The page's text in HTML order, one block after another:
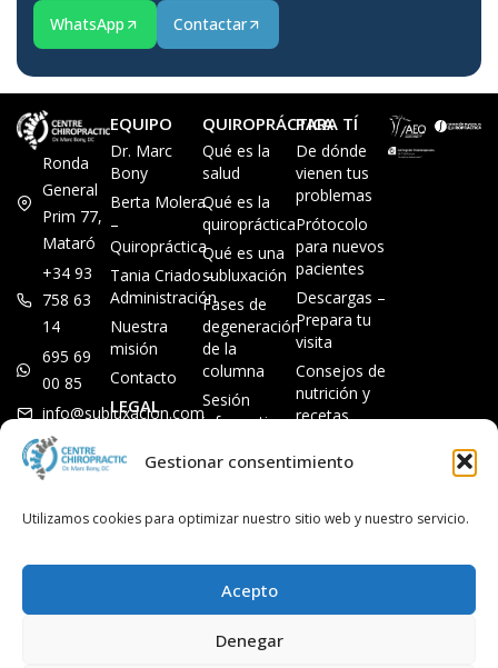
Gestionar consentimiento
Utilizamos cookies para optimizar nuestro sitio web y nuestro servicio.
Acepto
Denegar
WhatsApp Contactar
Ronda
General
Prim 77,
Mataró
+34 93
758 63
14
695 69
00 85
info@subluxacion.com
EQUIPO
Dr. Marc
Bony
Berta Molera
–
Quiropráctica
Tania Criado –
Administración
Nuestra
misión
Contacto
LEGAL
Política de
Política de
QUIROPRÁCTICA
Qué es la
salud
Qué es la
quiropráctica
Qué es una
subluxación
Fases de
degeneración
de la
columna
Sesión
informativa
Quiropráctica
para familias
para
para
empresas
Quiropráctica
PARA TÍ
De dónde
vienen tus
problemas
Prótocolo
para nuevos
pacientes
Descargas –
Prepara tu
visita
Consejos de
nutrición y
recetas
frecuentes